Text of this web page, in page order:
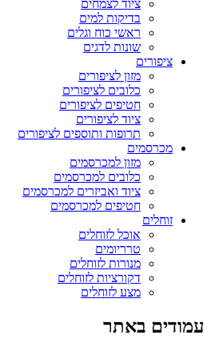
ציוד לצמחים
בדיקות למים
ראשי כוח וגלים
שונות לדגים
ציפורים
מזון לציפורים
כלובים לציפורים
חטיפים לציפורים
ציוד לציפורים
תרופות ותוספים לציפורים
מכרסמים
מזון למכרסמים
כלובים למכרסמים
ציוד ואביזרים למכרסמים
חטיפים למכרסמים
זוחלים
אוכל לזוחלים
טרריומים
מנורות לזוחלים
דקורציות לזוחלים
מצע לזוחלים
עמודים באתר